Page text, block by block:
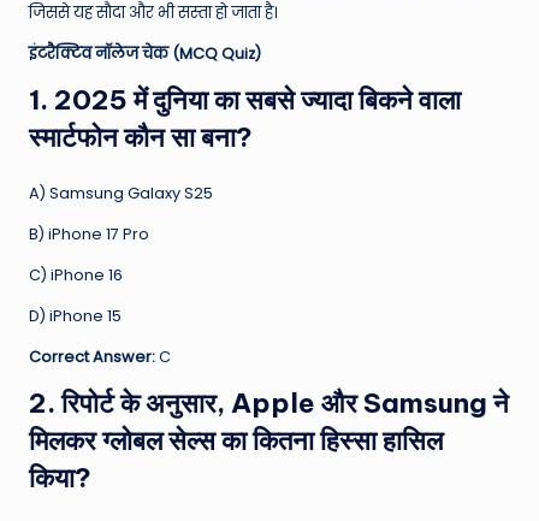
जिससे यह सौदा और भी सस्ता हो जाता है।
इंटरैक्टिव नॉलेज चेक (MCQ Quiz)
1. 2025 में दुनिया का सबसे ज्यादा बिकने वाला
स्मार्टफोन कौन सा बना?
A) Samsung Galaxy S25
B) iPhone 17 Pro
C) iPhone 16
D) iPhone 15
Correct Answer:C
2. रिपोर्ट के अनुसार, Apple और Samsung ने
मिलकर ग्लोबल सेल्स का कितना हिस्सा हासिल
किया?